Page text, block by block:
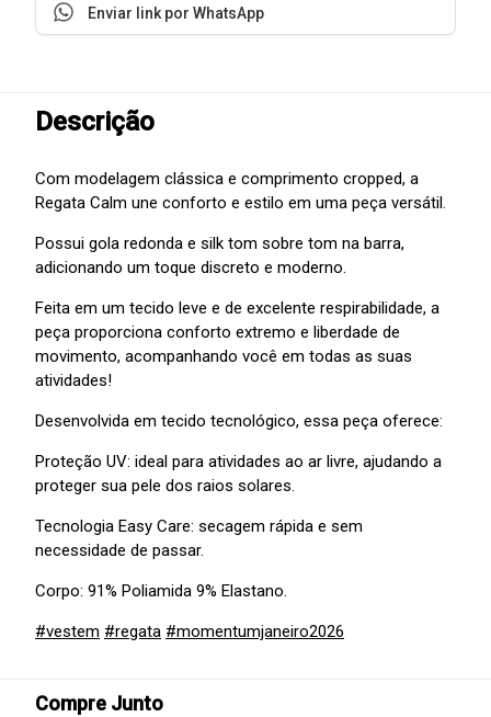
Enviar link por WhatsApp
Descrição
Com modelagem clássica e comprimento cropped, a
Regata Calm une conforto e estilo em uma peça versátil.
Possui gola redonda e silk tom sobre tom na barra,
adicionando um toque discreto e moderno.
Feita em um tecido leve e de excelente respirabilidade, a
peça proporciona conforto extremo e liberdade de
movimento, acompanhando você em todas as suas
atividades!
Desenvolvida em tecido tecnológico, essa peça oferece:
Proteção UV: ideal para atividades ao ar livre, ajudando a
proteger sua pele dos raios solares.
Tecnologia Easy Care: secagem rápida e sem
necessidade de passar.
Corpo: 91% Poliamida 9% Elastano.
#vestem #regata #momentumjaneiro2026
Compre Junto